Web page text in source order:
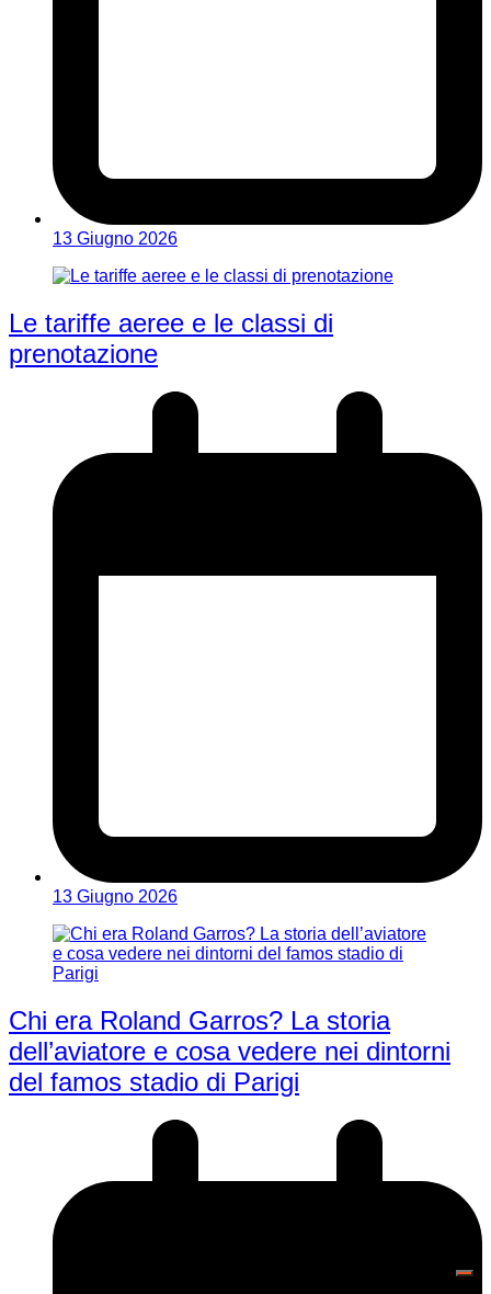
13 Giugno 2026
Le tariffe aeree e le classi di
prenotazione
13 Giugno 2026
Chi era Roland Garros? La storia
dell’aviatore e cosa vedere nei dintorni
del famos stadio di Parigi